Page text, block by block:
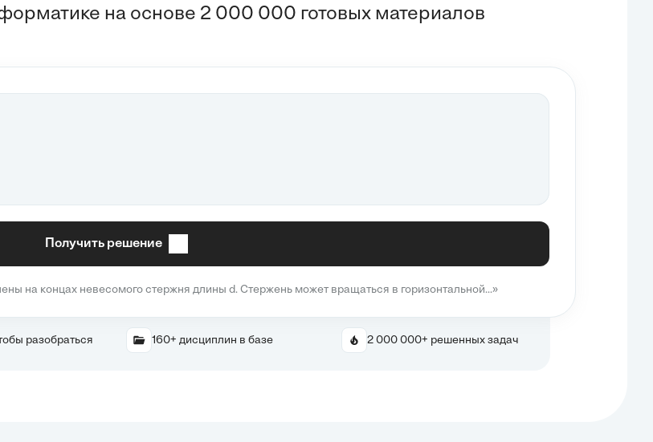
на основе 2 000 000 готовых материалов
Получить решение
на концах невесомого стержня длины d. Стержень может вращаться в горизонтальной...»
разобраться 160+ дисциплин в базе 2 000 000+ решенных задач